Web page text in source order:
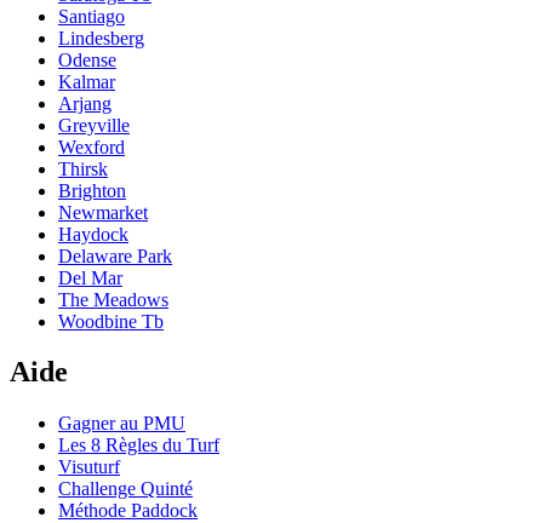
Santiago
Lindesberg
Odense
Kalmar
Arjang
Greyville
Wexford
Thirsk
Brighton
Newmarket
Haydock
Delaware Park
Del Mar
The Meadows
Woodbine Tb
Aide
Gagner au PMU
Les 8 Règles du Turf
Visuturf
Challenge Quinté
Méthode Paddock